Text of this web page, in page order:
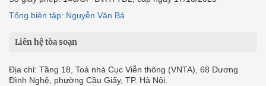
Tổng biên tập: Nguyễn Văn Bá
Liên hệ tòa soạn
Địa chỉ: Tầng 18, Toà nhà Cục Viễn thông (VNTA), 68 Dương
Đình Nghệ, phường Cầu Giấy, TP. Hà Nội.